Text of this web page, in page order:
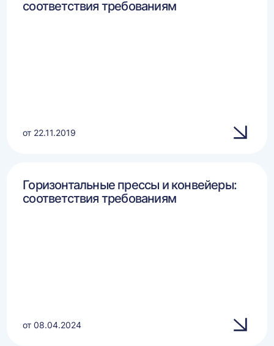
соответствия требованиям
от 22.11.2019
Горизонтальные прессы и конвейеры:
соответствия требованиям
от 08.04.2024